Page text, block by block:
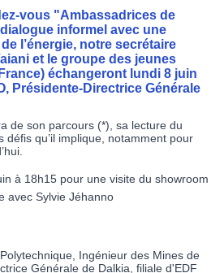
vous "Ambassadrices de
informel avec une
l’énergie, notre secrétaire
et le groupe des jeunes
échangeront lundi 8 juin
Présidente-Directrice Générale
de son parcours (*), sa lecture du
défis qu’il implique, notamment pour
à 18h15 pour une visite du showroom
avec Sylvie Jéhanno
Ingénieur des Mines de
Générale de Dalkia, filiale d'EDF